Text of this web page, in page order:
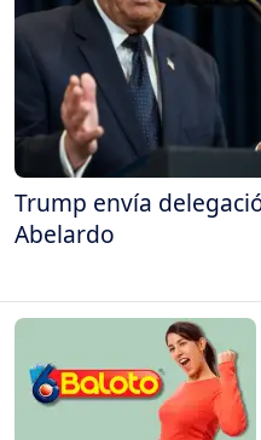
Trump envía
Abelardo